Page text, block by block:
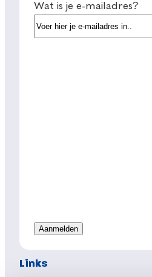
Wat is je e-mailadres?
Links